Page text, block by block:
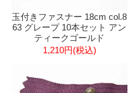
玉付きファスナー 18cm col.8
63 グレープ 10本セット アン
ティークゴールド
1,210円(税込)